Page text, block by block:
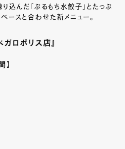
込んだ「ぷるもち水餃子」とたっぷ
ースと合わせた新メニュー。
ロポリス店』